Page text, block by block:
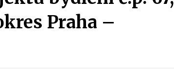
Praha –